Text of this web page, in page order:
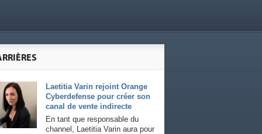
Laetitia Varin rejoint Orange
Cyberdefense pour créer son
canal de vente indirecte
En tant que responsable du
channel, Laetitia Varin aura pour